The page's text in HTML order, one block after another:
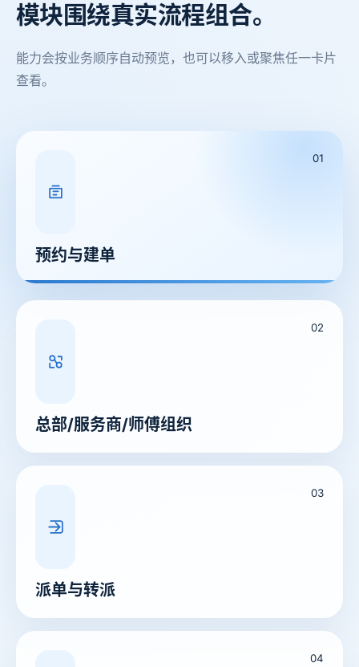
模块围绕真实流程组合。
能力会按业务顺序自动预览，也可以移入或聚焦任一卡片
查看。
01
预约与建单
02
总部/服务商/师傅组织
03
派单与转派
04